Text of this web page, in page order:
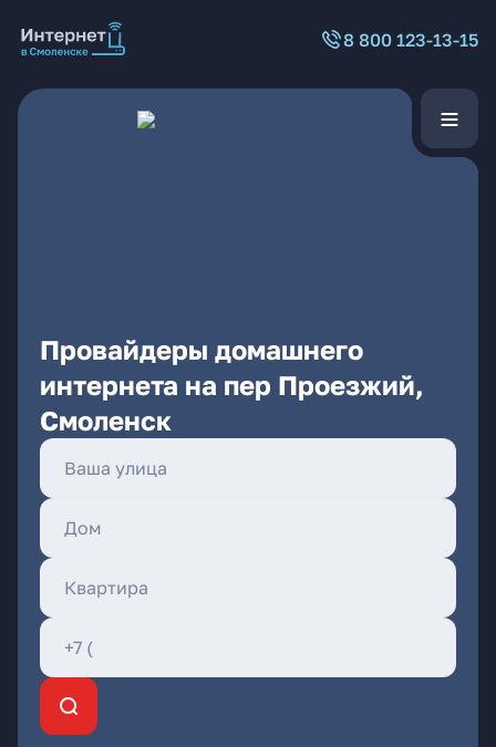
8 800 123-13-15
Провайдеры домашнего
интернета на пер Проезжий,
Смоленск